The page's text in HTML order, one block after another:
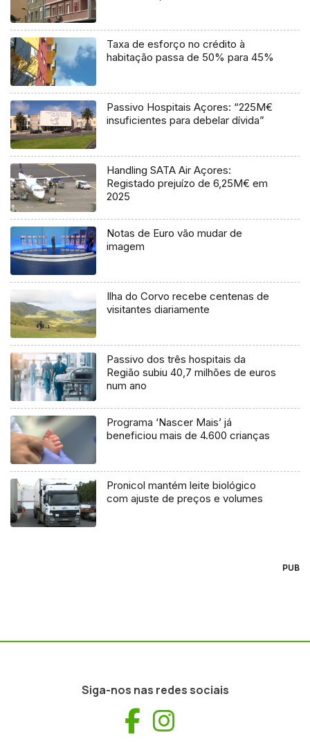
Taxa de esforço no crédito à
habitação passa de 50% para 45%
Passivo Hospitais Açores: “225M€
insuficientes para debelar dívida”
Handling SATA Air Açores:
Registado prejuízo de 6,25M€ em
2025
Notas de Euro vão mudar de
imagem
Ilha do Corvo recebe centenas de
visitantes diariamente
Passivo dos três hospitais da
Região subiu 40,7 milhões de euros
num ano
Programa ‘Nascer Mais’ já
beneficiou mais de 4.600 crianças
Pronicol mantém leite biológico
com ajuste de preços e volumes
PUB
Siga-nos nas redes sociais
Facebook